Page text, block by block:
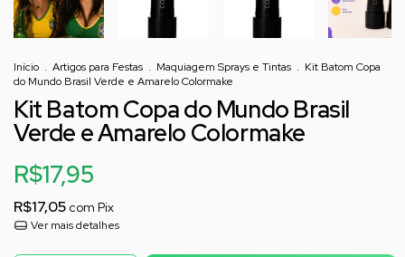
Início . Artigos para Festas . Maquiagem Sprays e Tintas . Kit Batom Copa
do Mundo Brasil Verde e Amarelo Colormake
Kit Batom Copa do Mundo Brasil
Verde e Amarelo Colormake
R$17,95
R$17,05 com Pix
Ver mais detalhes